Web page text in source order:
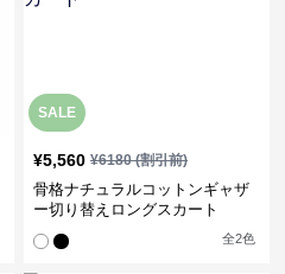
SALE
¥5,560 ¥6180(割引前)
骨格ナチュラルコットンギャザ
ー切り替えロングスカート
全2色